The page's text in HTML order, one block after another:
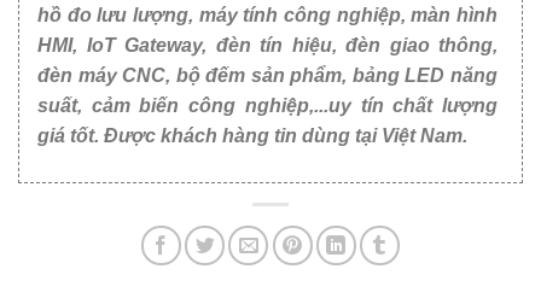
hồ đo lưu lượng, máy tính công nghiệp, màn hình
HMI, IoT Gateway, đèn tín hiệu, đèn giao thông,
đèn máy CNC, bộ đếm sản phẩm, bảng LED năng
suất, cảm biến công nghiệp,...uy tín chất lượng
giá tốt. Được khách hàng tin dùng tại Việt Nam.